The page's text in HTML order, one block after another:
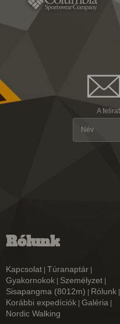
A
Rólunk
Kapcsolat | Túranaptár |
Gyakornokok | Személyzet |
Sisapangma (8012m) | Rólunk |
Korábbi expedíciók | Galéria |
Nordic Walking